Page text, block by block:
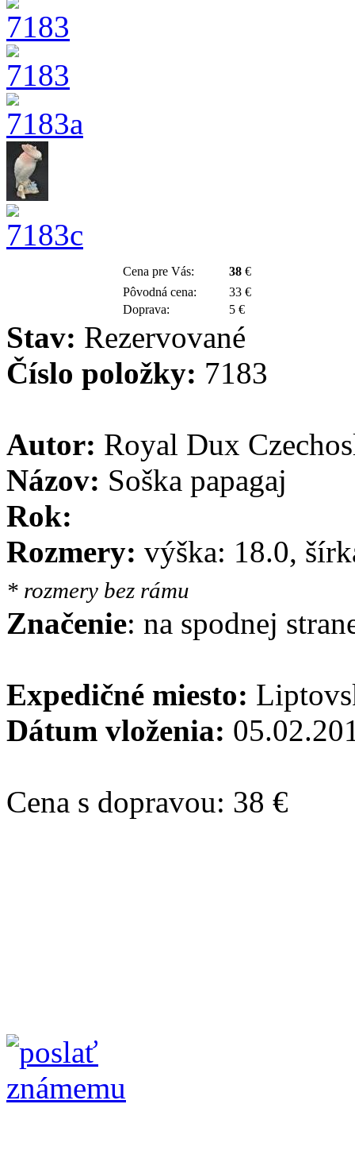
Cena pre Vás: 38 €
Pôvodná cena:
33 €
Doprava:
5 €
Stav: Rezervované
Číslo položky: 7183
Autor: Royal Dux
Názov: Soška papagaj
Rok:
Rozmery: výška: 18.0,
* rozmery bez rámu
Značenie: na spodnej
Expedičné miesto:
Dátum vloženia:
Cena s dopravou: 38 €